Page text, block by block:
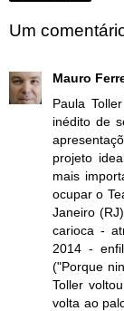
Um
Mauro
Paula
inédito de
projeto
mais
ocupar o
Janeiro
carioca -
2014 -
("Porque
Toller
volta ao